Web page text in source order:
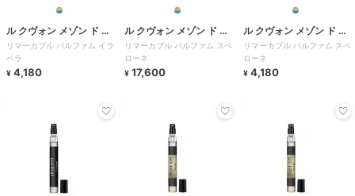
ル クヴォン メゾン ド パ
ルファム
リマーカブル パルファム イラ
ベラ
¥ 4,180
ル クヴォン メゾン ド パ
ルファム
リマーカブル パルファム スペ
ローネ
¥ 17,600
ル クヴォン メゾン ド パ
ルファム
リマーカブル パルファム スペ
ローネ
¥ 4,180